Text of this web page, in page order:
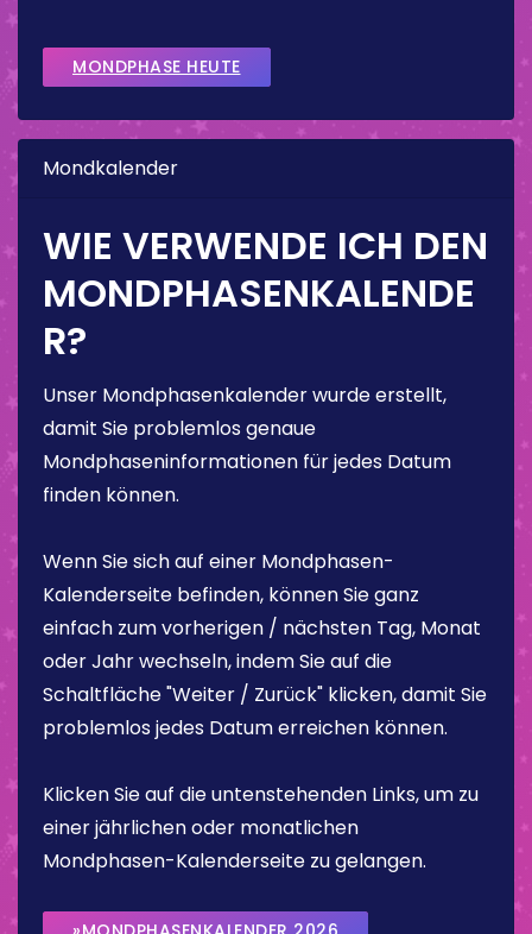
MONDPHASE HEUTE
Mondkalender
WIE VERWENDE ICH DEN
MONDPHASENKALENDE
R?
Unser Mondphasenkalender wurde erstellt,
damit Sie problemlos genaue
Mondphaseninformationen für jedes Datum
finden können.
Wenn Sie sich auf einer Mondphasen-
Kalenderseite befinden, können Sie ganz
einfach zum vorherigen / nächsten Tag, Monat
oder Jahr wechseln, indem Sie auf die
Schaltfläche "Weiter / Zurück" klicken, damit Sie
problemlos jedes Datum erreichen können.
Klicken Sie auf die untenstehenden Links, um zu
einer jährlichen oder monatlichen
Mondphasen-Kalenderseite zu gelangen.